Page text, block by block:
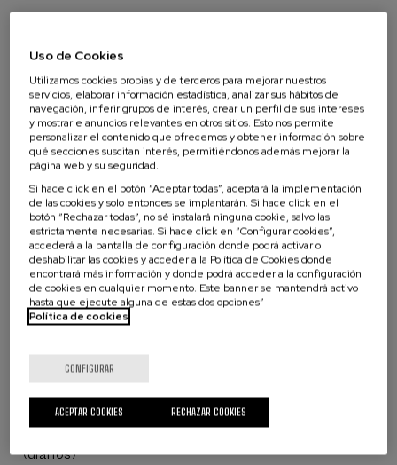
¿Qué estás buscando?
Qualifications Framework
EQF 6 / MECES 2
Marcos competenciales ESCO, European Skills,
Competences, Qualifications and Occupations
https://esco.ec.europa.eu/es/classification/skill_main
ESCO: derecho procesal
Pruebas evaluación
(diarios)
Uso de Cookies
Utilizamos cookies propias y de terceros para mejorar nuestros
servicios, elaborar información estadística, analizar sus hábitos de
navegación, inferir grupos de interés, crear un perfil de sus intereses
y mostrarle anuncios relevantes en otros sitios. Esto nos permite
personalizar el contenido que ofrecemos y obtener información sobre
qué secciones suscitan interés, permitiéndonos además mejorar la
página web y su seguridad.
Si hace click en el botón “Aceptar todas”, aceptará la implementación
de las cookies y solo entonces se implantarán. Si hace click en el
botón “Rechazar todas”, no sé instalará ninguna cookie, salvo las
estrictamente necesarias. Si hace click en “Configurar cookies”,
accederá a la pantalla de configuración donde podrá activar o
deshabilitar las cookies y acceder a la Política de Cookies donde
encontrará más información y donde podrá acceder a la configuración
de cookies en cualquier momento. Este banner se mantendrá activo
hasta que ejecute alguna de estas dos opciones”
Política de cookies
CONFIGURAR
RECHAZAR COOKIES
ACEPTAR COOKIES